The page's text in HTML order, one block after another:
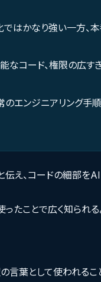
ではかなり強い一方、
なコード、権限の広す
のエンジニアリング手
伝え、コードの細部を
ったことで広く知られ
言葉として使われるこ